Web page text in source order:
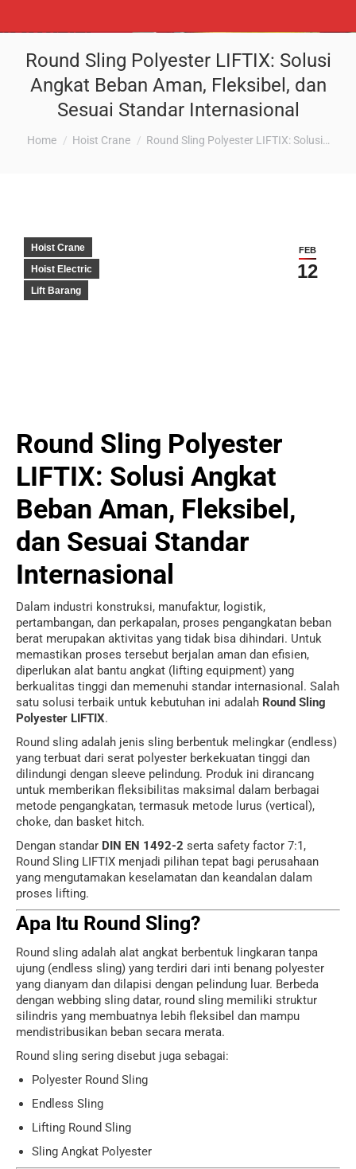
Round Sling Polyester LIFTIX: Solusi
Angkat Beban Aman, Fleksibel, dan
Sesuai Standar Internasional
Home Hoist Crane Round Sling Polyester LIFTIX: Solusi…
FEB
12
Hoist Crane
Hoist Electric
Lift Barang
Round Sling Polyester
LIFTIX: Solusi Angkat
Beban Aman, Fleksibel,
dan Sesuai Standar
Internasional
Dalam industri konstruksi, manufaktur, logistik,
pertambangan, dan perkapalan, proses pengangkatan beban
berat merupakan aktivitas yang tidak bisa dihindari. Untuk
memastikan proses tersebut berjalan aman dan efisien,
diperlukan alat bantu angkat (lifting equipment) yang
berkualitas tinggi dan memenuhi standar internasional. Salah
satu solusi terbaik untuk kebutuhan ini adalah Round Sling
Polyester LIFTIX.
Round sling adalah jenis sling berbentuk melingkar (endless)
yang terbuat dari serat polyester berkekuatan tinggi dan
dilindungi dengan sleeve pelindung. Produk ini dirancang
untuk memberikan fleksibilitas maksimal dalam berbagai
metode pengangkatan, termasuk metode lurus (vertical),
choke, dan basket hitch.
Dengan standar DIN EN 1492-2 serta safety factor 7:1,
Round Sling LIFTIX menjadi pilihan tepat bagi perusahaan
yang mengutamakan keselamatan dan keandalan dalam
proses lifting.
Apa Itu Round Sling?
Round sling adalah alat angkat berbentuk lingkaran tanpa
ujung (endless sling) yang terdiri dari inti benang polyester
yang dianyam dan dilapisi dengan pelindung luar. Berbeda
dengan webbing sling datar, round sling memiliki struktur
silindris yang membuatnya lebih fleksibel dan mampu
mendistribusikan beban secara merata.
Round sling sering disebut juga sebagai:
Polyester Round Sling
Endless Sling
Lifting Round Sling
Sling Angkat Polyester